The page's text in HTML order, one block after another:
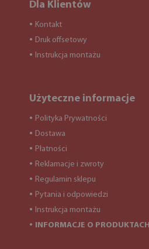
Dla Klientów
● Kontakt
● Druk offsetowy
● Instrukcja montażu
Użyteczne informacje
● Polityka Prywatności
● Dostawa
● Płatności
● Reklamacje i zwroty
● Regulamin sklepu
● Pytania i odpowiedzi
● Instrukcja montażu
● INFORMACJE O PRODUKTACH